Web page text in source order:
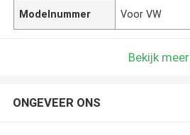
Modelnummer Voor VW
Bekijk meer
ONGEVEER ONS